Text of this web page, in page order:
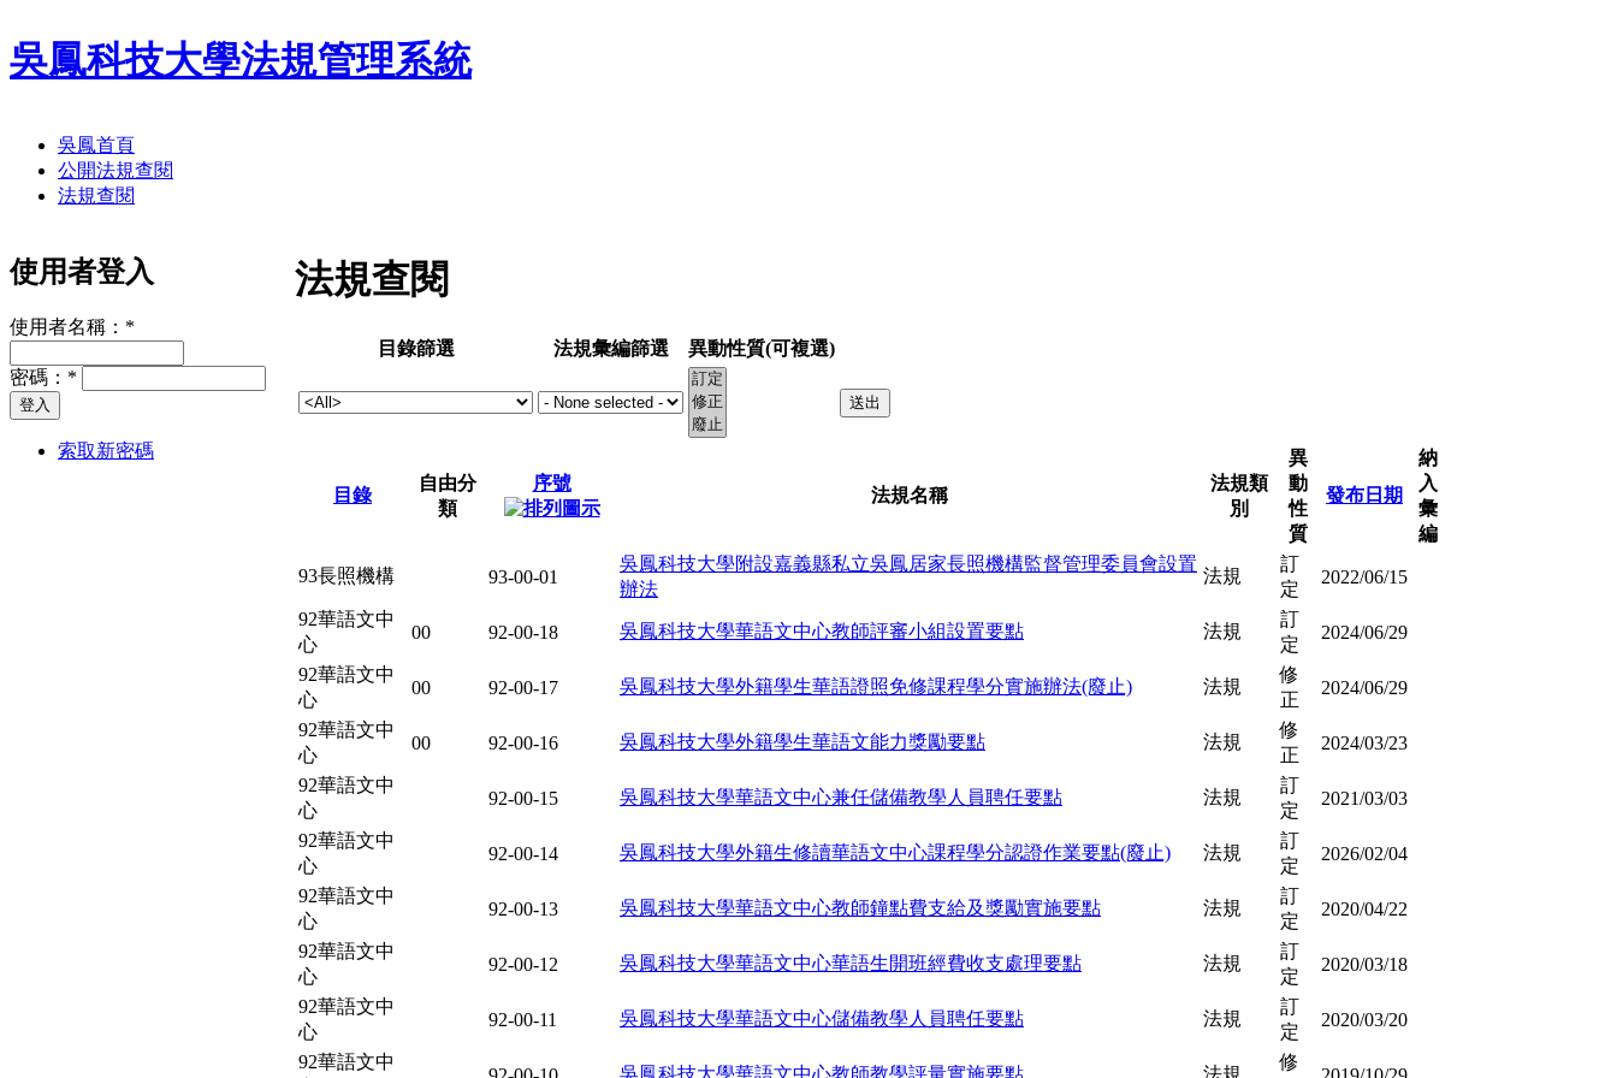
吳鳳科技大學法規管理系統
吳鳳首頁
公開法規查閱
法規查閱
使用者登入
使用者名稱： *
密碼： *
索取新密碼
法規查閱
目錄篩選 法規彙編篩選 異動性質(可複選)
目錄
自由分
類
序號
法規名稱
法規類
別
異
動
性
質
發布日期
納
入
彙
編
93長照機構 93-00-01
吳鳳科技大學附設嘉義縣私立吳鳳居家長照機構監督管理委員會設置
辦法
法規
訂
定
2022/06/15
92華語文中
心
00 92-00-18 吳鳳科技大學華語文中心教師評審小組設置要點 法規
訂
定
2024/06/29
92華語文中
心
00 92-00-17 吳鳳科技大學外籍學生華語證照免修課程學分實施辦法(廢止) 法規
修
正
2024/06/29
92華語文中
心
00 92-00-16 吳鳳科技大學外籍學生華語文能力獎勵要點 法規
修
正
2024/03/23
92華語文中
心
92-00-15 吳鳳科技大學華語文中心兼任儲備教學人員聘任要點 法規
訂
定
2021/03/03
92華語文中
心
92-00-14 吳鳳科技大學外籍生修讀華語文中心課程學分認證作業要點(廢止) 法規
訂
定
2026/02/04
92華語文中
心
92-00-13 吳鳳科技大學華語文中心教師鐘點費支給及獎勵實施要點 法規
訂
定
2020/04/22
92華語文中
心
92-00-12 吳鳳科技大學華語文中心華語生開班經費收支處理要點 法規
訂
定
2020/03/18
92華語文中
心
92-00-11 吳鳳科技大學華語文中心儲備教學人員聘任要點 法規
訂
定
2020/03/20
92華語文中
吳鳳科技大學華語文中心教師教學評量實施要點 法規
修